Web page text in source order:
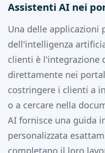
Assistenti AI nei
Una delle applicazioni
dell'intelligenza
clienti è l'integrazione
direttamente nei
costringere i clienti a
o a cercare nella
AI fornisce una guida
personalizzata
completano il loro